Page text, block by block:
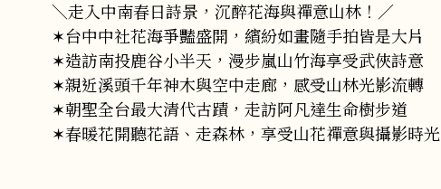
＼走入中南春日詩景，沉醉花海與禪意山林！／
✶台中中社花海爭豔盛開，繽紛如畫隨手拍皆是大片
✶造訪南投鹿谷小半天，漫步嵐山竹海享受武俠詩意
✶親近溪頭千年神木與空中走廊，感受山林光影流轉
✶朝聖全台最大清代古蹟，走訪阿凡達生命樹步道
✶春暖花開聽花語、走森林，享受山花禪意與攝影時光